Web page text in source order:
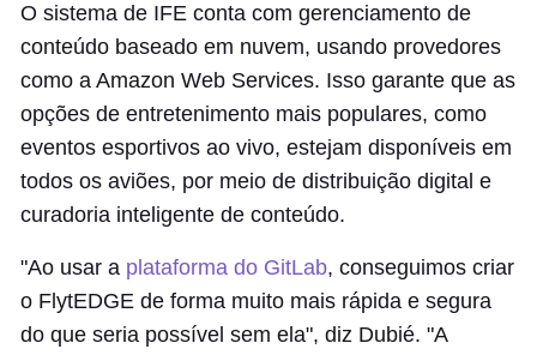
O sistema de IFE conta com gerenciamento de
conteúdo baseado em nuvem, usando provedores
como a Amazon Web Services. Isso garante que as
opções de entretenimento mais populares, como
eventos esportivos ao vivo, estejam disponíveis em
todos os aviões, por meio de distribuição digital e
curadoria inteligente de conteúdo.
"Ao usar a plataforma do GitLab, conseguimos criar
o FlytEDGE de forma muito mais rápida e segura
do que seria possível sem ela", diz Dubié. "A